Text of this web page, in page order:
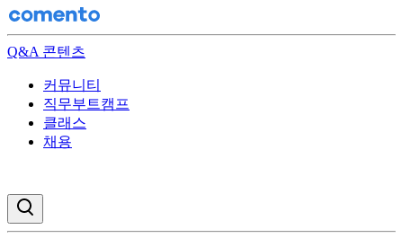
Q&A 콘텐츠
커뮤니티
직무부트캠프
클래스
채용